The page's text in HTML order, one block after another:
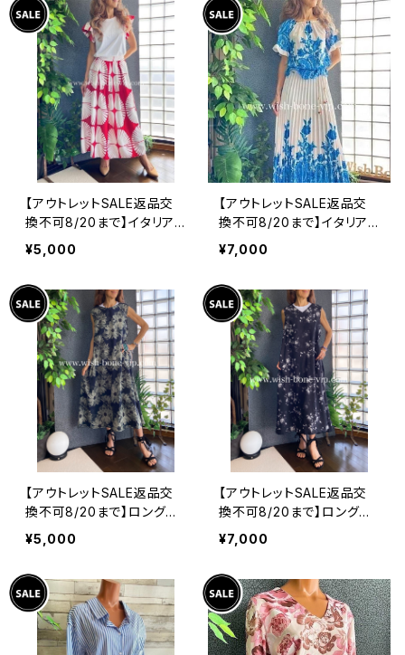
エロー系プリント
ャツ/ブルー
【アウトレットSALE返品交
換不可8/20まで】イタリア
製インポート セットアップド
レス｜ロングスカート＆カッ
y/ホワイト＆レッド(S)(M)
(L)(XL)
¥5,000
【アウトレットSALE返品交
換不可8/20まで】イタリア
製ロング・マキシスカート＆
トップス セットアップ /ホワ
¥7,000
【アウトレットSALE返品交
換不可8/20まで】ロングワ
ンピース・マキシワンピー
ス・サラッと軽やか春夏ワン
ー
¥5,000
【アウトレットSALE返品交
換不可8/20まで】ロングワ
ンピース・マキシワンピー
ス・サラッと軽やか春夏ワン
¥7,000